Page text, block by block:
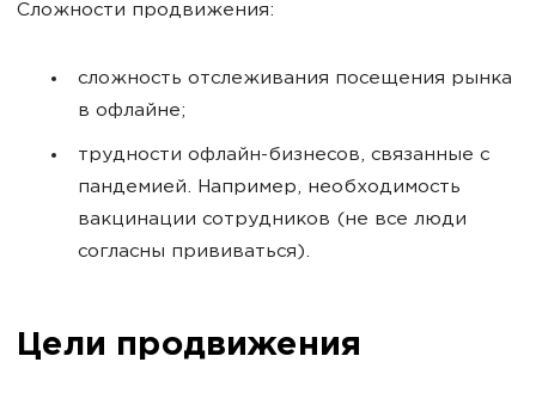
Сложности продвижения:
сложность отслеживания посещения рынка
в офлайне;
трудности офлайн-бизнесов, связанные с
пандемией. Например, необходимость
вакцинации сотрудников (не все люди
согласны прививаться).
Цели продвижения